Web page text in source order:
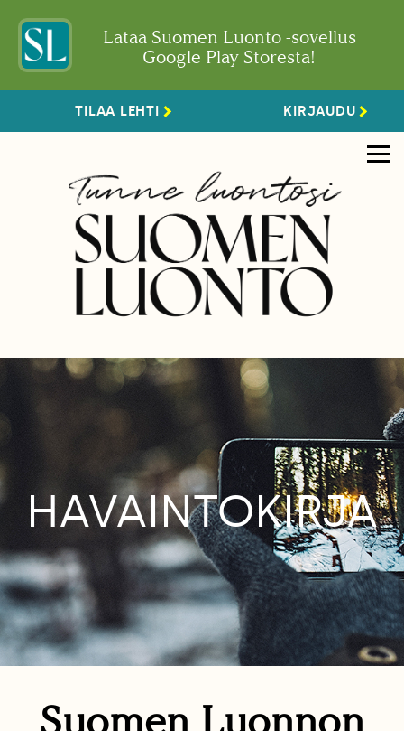
Lataa Suomen Luonto -sovellus
Google Play Storesta!
TILAA LEHTI KIRJAUDU
HAVAINTOKIRJA